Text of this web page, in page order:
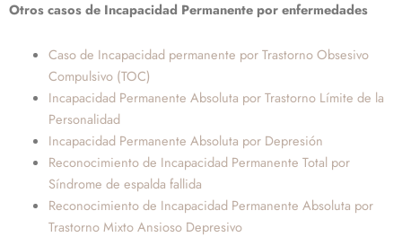
Otros casos de Incapacidad Permanente por enfermedades
Caso de Incapacidad permanente por Trastorno Obsesivo
Compulsivo (TOC)
Incapacidad Permanente Absoluta por Trastorno Límite de la
Personalidad
Incapacidad Permanente Absoluta por Depresión
Reconocimiento de Incapacidad Permanente Total por
Síndrome de espalda fallida
Reconocimiento de Incapacidad Permanente Absoluta por
Trastorno Mixto Ansioso Depresivo